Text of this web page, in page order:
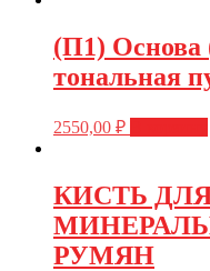
(П1) Основа
тональная
2550,00 ₽
КИСТЬ
РУМЯН